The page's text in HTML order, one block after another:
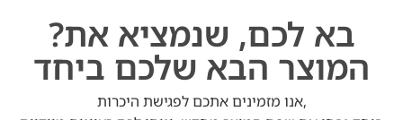
?בא לכם, שנמציא את
המוצר הבא שלכם ביחד
אנו מזמינים אתכם לפגישת היכרות,